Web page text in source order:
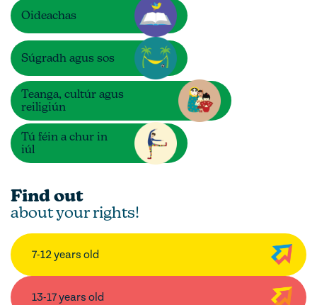
Oideachas
Súgradh agus sos
Teanga, cultúr agus
reiligiún
Tú féin a chur in
iúl
Find out
about your rights!
7-12 years old
13-17 years old